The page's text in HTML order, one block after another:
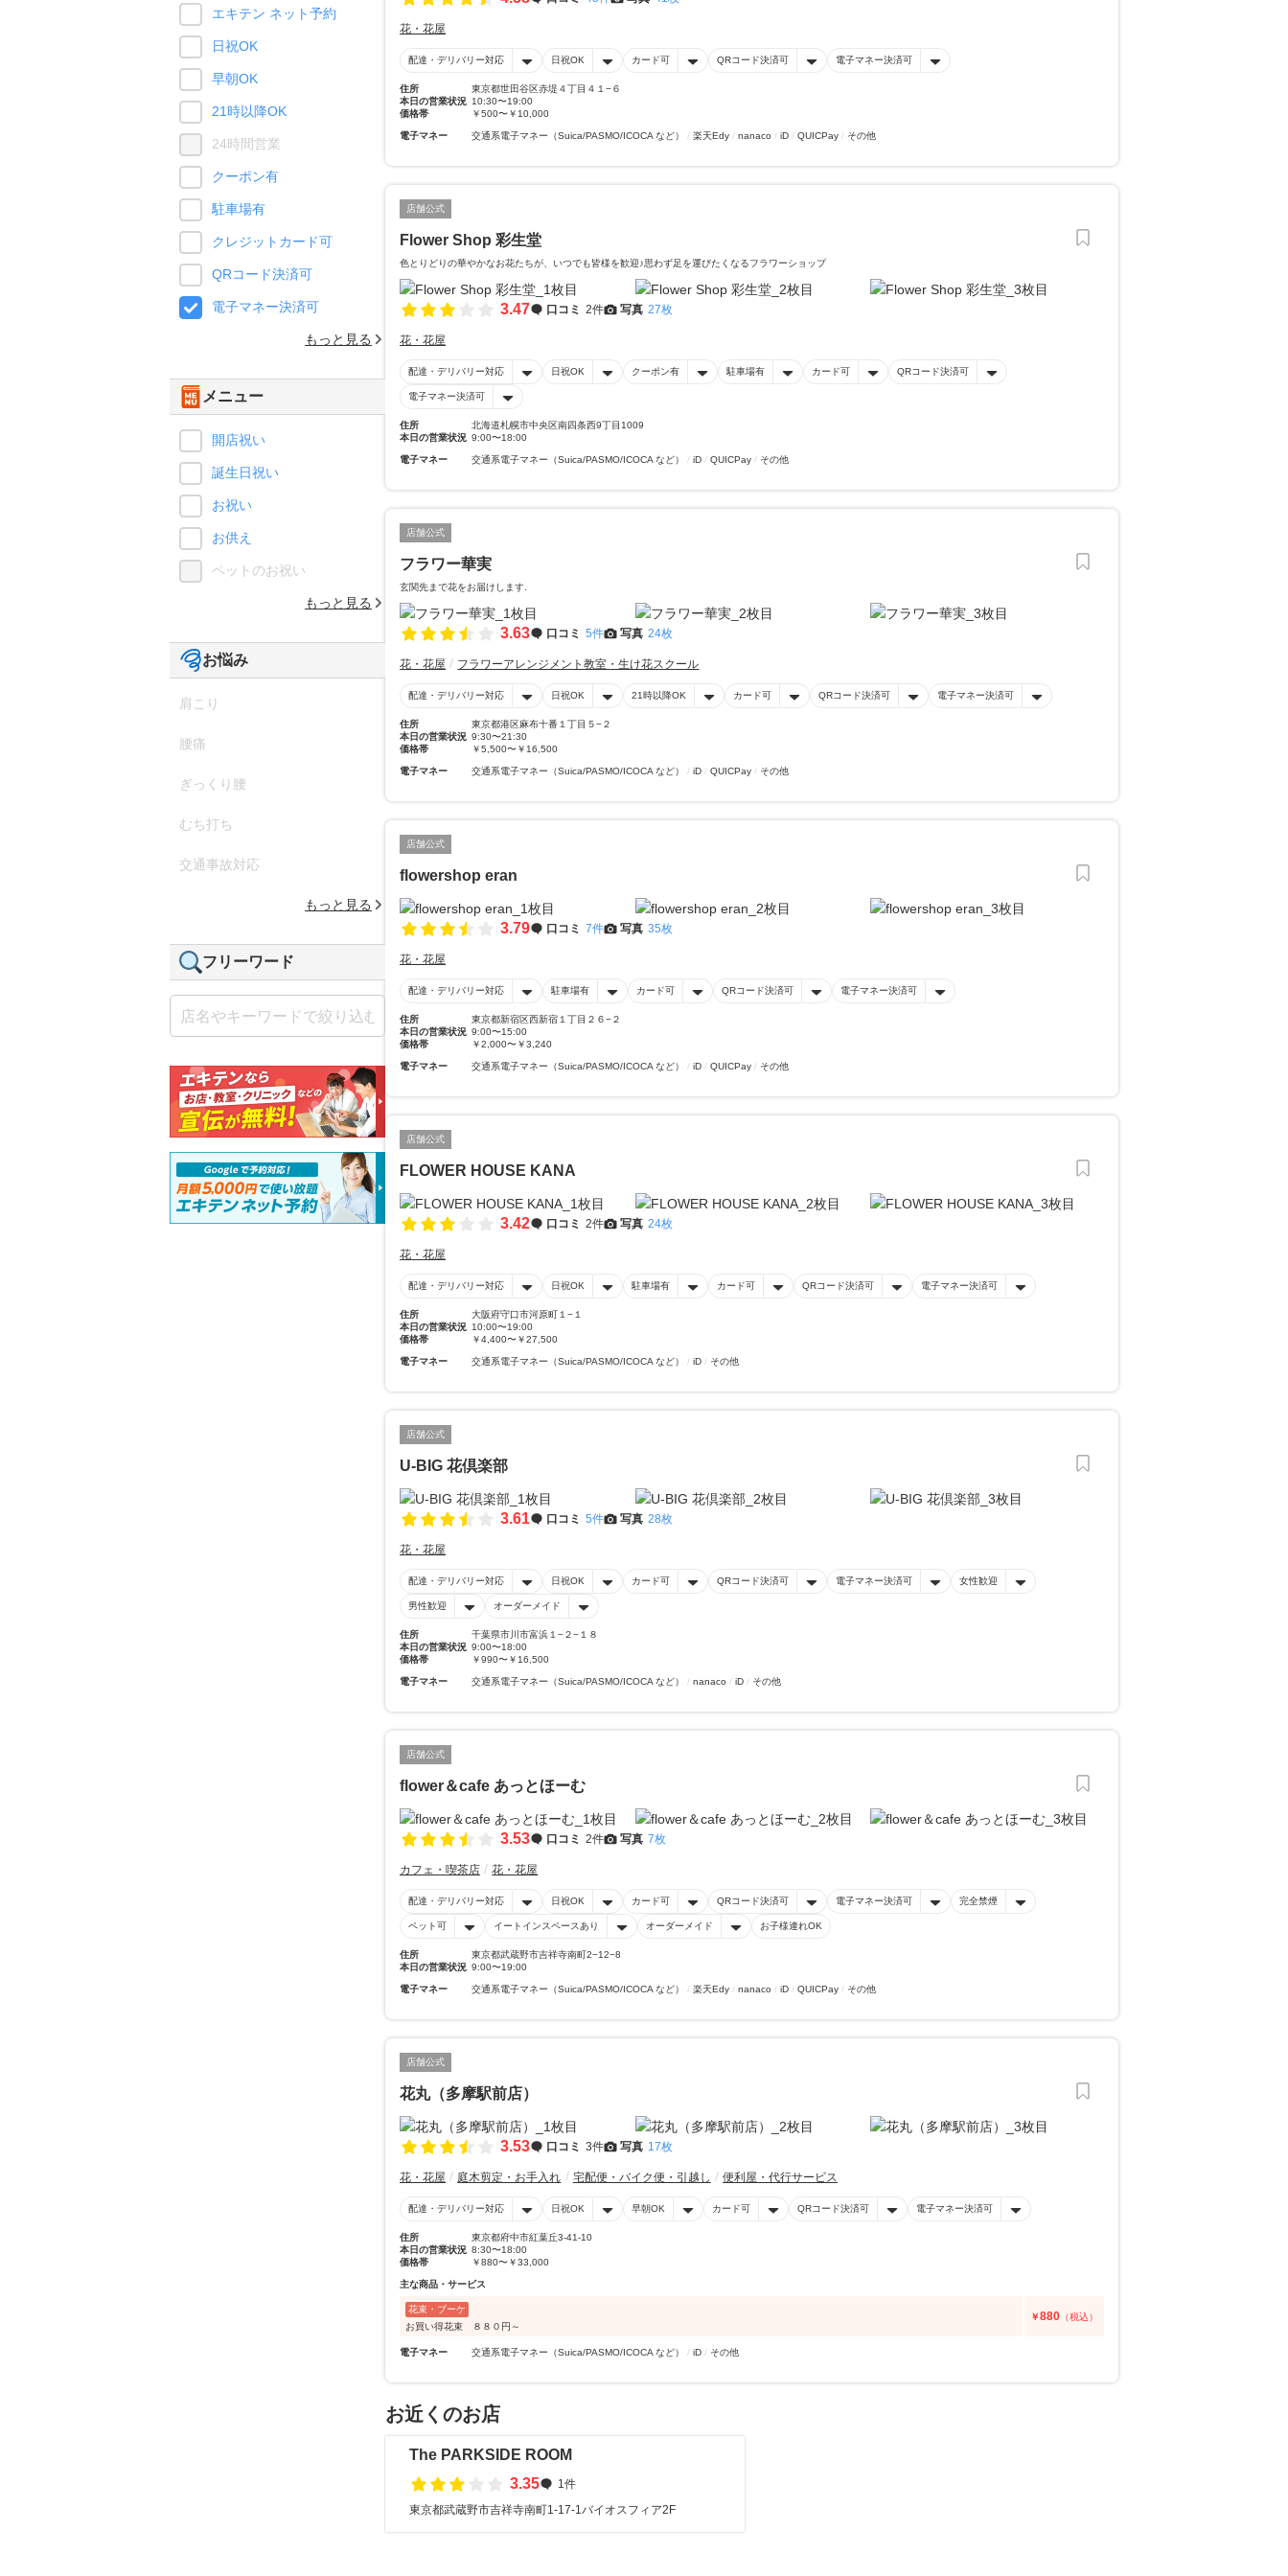
花・花屋
配達・デリバリー対応 日祝OK カード可 QRコード決済可 電子マネー決済可
住所
東京都世田谷区赤堤４丁目４１−６
本日の営業状況 10:30〜19:00
価格帯
￥500〜￥10,000
電子マネー 交通系電子マネー（Suica/PASMO/ICOCA など） 楽天Edy nanaco iD QUICPay その他
店舗公式
Flower Shop 彩生堂
色とりどりの華やかなお花たちが、いつでも皆様を歓迎♪思わず足を運びたくなるフラワーショップ
3.47 口コミ 2件 写真 27枚
花・花屋
配達・デリバリー対応 日祝OK クーポン有 駐車場有 カード可 QRコード決済可
電子マネー決済可
住所
北海道札幌市中央区南四条西9丁目1009
本日の営業状況 9:00〜18:00
電子マネー 交通系電子マネー（Suica/PASMO/ICOCA など） iD QUICPay その他
店舗公式
フラワー華実
玄関先まで花をお届けします.
3.63 口コミ 5件 写真 24枚
花・花屋 フラワーアレンジメント教室・生け花スクール
配達・デリバリー対応 日祝OK 21時以降OK カード可 QRコード決済可 電子マネー決済可
住所
東京都港区麻布十番１丁目５−２
本日の営業状況 9:30〜21:30
価格帯
￥5,500〜￥16,500
電子マネー 交通系電子マネー（Suica/PASMO/ICOCA など） iD QUICPay その他
店舗公式
flowershop eran
3.79 口コミ 7件 写真 35枚
花・花屋
配達・デリバリー対応 駐車場有 カード可 QRコード決済可 電子マネー決済可
住所
東京都新宿区西新宿１丁目２６−２
本日の営業状況 9:00〜15:00
価格帯
￥2,000〜￥3,240
電子マネー 交通系電子マネー（Suica/PASMO/ICOCA など） iD QUICPay その他
店舗公式
FLOWER HOUSE KANA
3.42 口コミ 2件 写真 24枚
花・花屋
配達・デリバリー対応 日祝OK 駐車場有 カード可 QRコード決済可 電子マネー決済可
住所
大阪府守口市河原町１−１
本日の営業状況 10:00〜19:00
価格帯
￥4,400〜￥27,500
電子マネー 交通系電子マネー（Suica/PASMO/ICOCA など） iD その他
店舗公式
U-BIG 花倶楽部
3.61 口コミ 5件 写真 28枚
花・花屋
配達・デリバリー対応 日祝OK カード可 QRコード決済可 電子マネー決済可 女性歓迎
男性歓迎 オーダーメイド
住所
千葉県市川市富浜１−２−１８
本日の営業状況 9:00〜18:00
価格帯
￥990〜￥16,500
電子マネー 交通系電子マネー（Suica/PASMO/ICOCA など） nanaco iD その他
店舗公式
flower＆cafe あっとほーむ
3.53 口コミ 2件 写真 7枚
カフェ・喫茶店 花・花屋
配達・デリバリー対応 日祝OK カード可 QRコード決済可 電子マネー決済可 完全禁煙
ペット可 イートインスペースあり オーダーメイド お子様連れOK
住所
東京都武蔵野市吉祥寺南町2−12−8
本日の営業状況 9:00〜19:00
電子マネー 交通系電子マネー（Suica/PASMO/ICOCA など） 楽天Edy nanaco iD QUICPay その他
店舗公式
花丸（多摩駅前店）
3.53 口コミ 3件 写真 17枚
花・花屋 庭木剪定・お手入れ 宅配便・バイク便・引越し 便利屋・代行サービス
配達・デリバリー対応 日祝OK 早朝OK カード可 QRコード決済可 電子マネー決済可
住所
東京都府中市紅葉丘3-41-10
本日の営業状況 8:30〜18:00
価格帯
￥880〜￥33,000
主な商品・サービス
花束・ブーケ
お買い得花束 ８８０円～
￥880 （税込）
電子マネー 交通系電子マネー（Suica/PASMO/ICOCA など） iD その他
お近くのお店
The PARKSIDE ROOM
3.35
1件
東京都武蔵野市吉祥寺南町1-17-1バイオスフィア2F
エキテン ネット予約
日祝OK
早朝OK
21時以降OK
24時間営業
クーポン有
駐車場有
クレジットカード可
QRコード決済可
電子マネー決済可
もっと見る
メニュー
開店祝い
誕生日祝い
お祝い
お供え
ペットのお祝い
もっと見る
お悩み
肩こり
腰痛
ぎっくり腰
むち打ち
交通事故対応
もっと見る
フリーワード